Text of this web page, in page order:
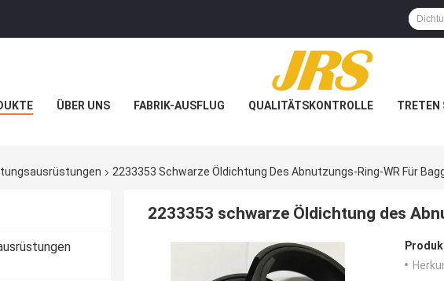
ÜBER UNS FABRIK-AUSFLUG QUALITÄTSKONTROLLE TRETEN
2233353 Schwarze Öldichtung Des Abnutzungs-Ring-WR Für
2233353 schwarze Öldichtung des